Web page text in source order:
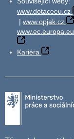
www.dotaceeu.cz
| www.opjak.cz
www.ec.europa.eu
Kariéra